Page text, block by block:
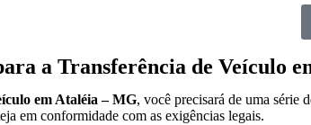
a Transferência de Veículo
em Ataléia – MG, você precisará de uma série
em conformidade com as exigências legais.